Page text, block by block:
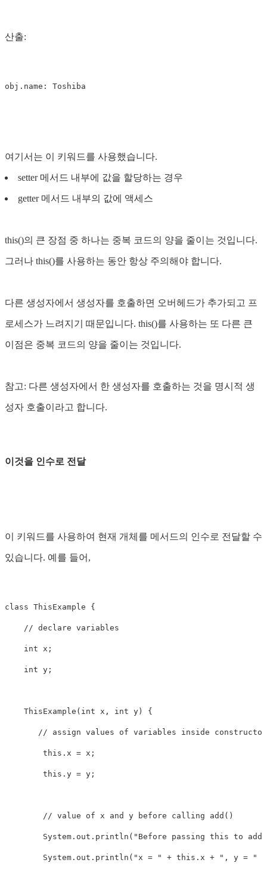
산출:
여기서는 이 키워드를 사용했습니다.
setter 메서드 내부에 값을 할당하는 경우
getter 메서드 내부의 값에 액세스
this()의 큰 장점 중 하나는 중복 코드의 양을 줄이는 것입니다.
그러나 this()를 사용하는 동안 항상 주의해야 합니다.
다른 생성자에서 생성자를 호출하면 오버헤드가 추가되고 프
로세스가 느려지기 때문입니다. this()를 사용하는 또 다른 큰
이점은 중복 코드의 양을 줄이는 것입니다.
참고: 다른 생성자에서 한 생성자를 호출하는 것을 명시적 생
성자 호출이라고 합니다.
이것을 인수로 전달
이 키워드를 사용하여 현재 개체를 메서드의 인수로 전달할 수
있습니다. 예를 들어,
class ThisExample {
    // declare variables
    int x;
    int y;
    ThisExample(int x, int y) {
       // assign values of variables inside constructor
        this.x = x;
        this.y = y;
        // value of x and y before calling add()
System.out.println("Before passing this to
System.out.println("x = " + this.x + ", y = "